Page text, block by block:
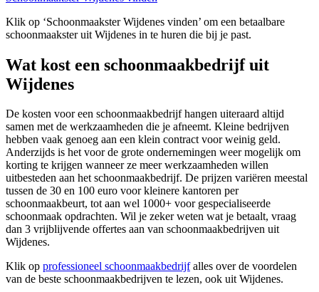
Klik op ‘Schoonmaakster Wijdenes vinden’ om een betaalbare
schoonmaakster uit Wijdenes in te huren die bij je past.
Wat kost een schoonmaakbedrijf uit
Wijdenes
De kosten voor een schoonmaakbedrijf hangen uiteraard altijd
samen met de werkzaamheden die je afneemt. Kleine bedrijven
hebben vaak genoeg aan een klein contract voor weinig geld.
Anderzijds is het voor de grote ondernemingen weer mogelijk om
korting te krijgen wanneer ze meer werkzaamheden willen
uitbesteden aan het schoonmaakbedrijf. De prijzen variëren meestal
tussen de 30 en 100 euro voor kleinere kantoren per
schoonmaakbeurt, tot aan wel 1000+ voor gespecialiseerde
schoonmaak opdrachten. Wil je zeker weten wat je betaalt, vraag
dan 3 vrijblijvende offertes aan van schoonmaakbedrijven uit
Wijdenes.
Klik op professioneel schoonmaakbedrijfalles over de voordelen
van de beste schoonmaakbedrijven te lezen, ook uit Wijdenes.